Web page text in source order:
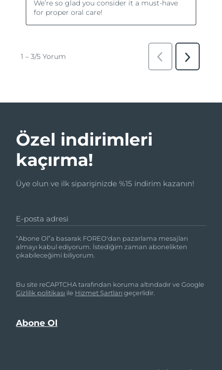
Özel indirimleri
kaçırma!
Üye olun ve ilk siparişinizde %15 indirim kazanın!
E-posta adresi
“Abone Ol”a basarak FOREO'dan pazarlama mesajları
almayı kabul ediyorum. İstediğim zaman abonelikten
çıkabileceğimi biliyorum.
Bu site reCAPTCHA tarafından koruma altındadır ve Google
Gizlilik politikası ile Hizmet Şartlarıgeçerlidir.